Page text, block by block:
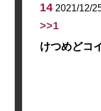
14 2021/12/
>>1
けつめどコ